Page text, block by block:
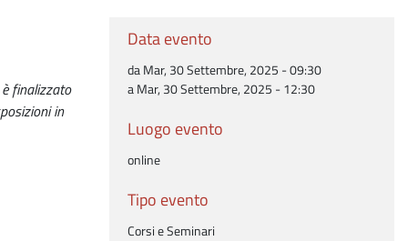
Data evento
da Mar, 30 Settembre, 2025 - 09:30
a Mar, 30 Settembre, 2025 - 12:30
Luogo evento
online
Tipo evento
Corsi e Seminari
è finalizzato
in